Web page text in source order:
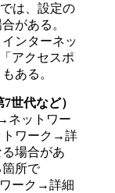
は、設定の
がある。
ンターネッ
アクセスポ
ある。
世代など）
ネットワー
トワーク→詳
場合があ
箇所で
ワーク→詳細